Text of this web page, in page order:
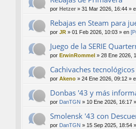
por Hetzer » 31 Mar 2026, 16:44 »
Rebajas en Steam para
por JR » 01 Feb 2026, 10:03 » en
Juego de la SERIE
por ErwinRommel » 28 Ene 2026,
Cachivaches tecnológicos
por Akeno » 24 Ene 2026, 09:12 »
Donbas '43 y más
por DanTGN » 10 Ene 2026, 16:17
Smolensk '43 con
por DanTGN » 15 Sep 2025, 18:54